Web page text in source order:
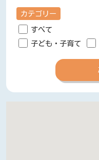
カテゴリー
すべて
子ども・子育て